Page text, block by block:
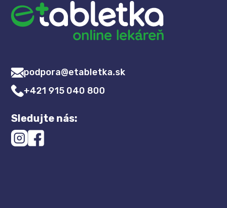
podpora@etabletka.sk
+421 915 040 800
Sledujte nás: